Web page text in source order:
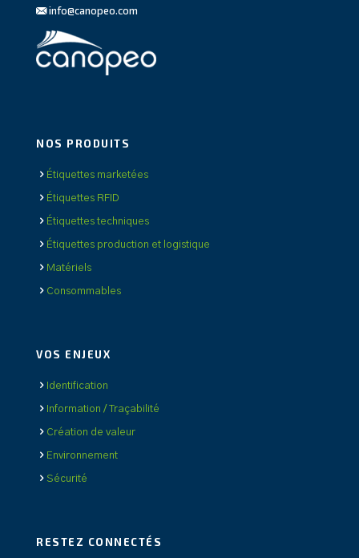
info@canopeo.com
NOS PRODUITS
Étiquettes marketées
Étiquettes RFID
Étiquettes techniques
Étiquettes production et logistique
Matériels
Consommables
VOS ENJEUX
Identification
Information / Traçabilité
Création de valeur
Environnement
Sécurité
RESTEZ CONNECTÉS